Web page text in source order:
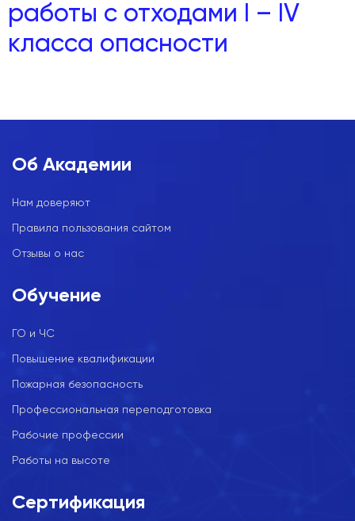
работы с отходами I – IV
класса опасности
Об Академии
Нам доверяют
Правила пользования сайтом
Отзывы о нас
Обучение
ГО и ЧС
Повышение квалификации
Пожарная безопасность
Профессиональная переподготовка
Рабочие профессии
Работы на высоте
Сертификация